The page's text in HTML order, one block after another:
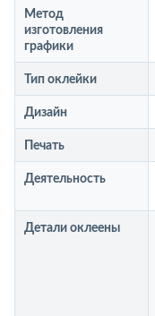
Метод
изготовления
графики
Тип оклейки
Дизайн
Печать
Деятельность
Детали оклеены